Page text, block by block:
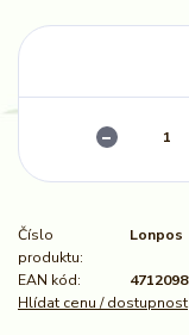
Číslo
produktu:
Lonpos
EAN kód:
Hlídat cenu / dostupnost